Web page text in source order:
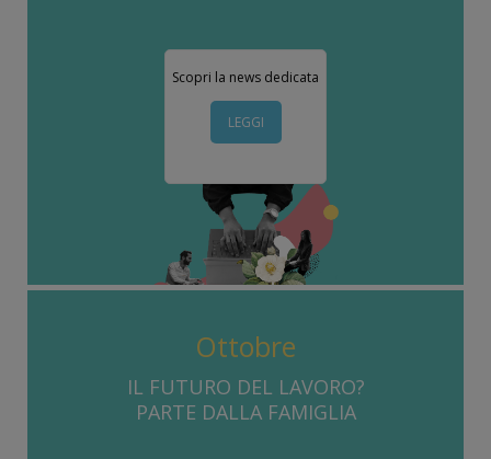
Scopri la news dedicata
LEGGI
Ottobre
IL FUTURO DEL LAVORO?
PARTE DALLA FAMIGLIA